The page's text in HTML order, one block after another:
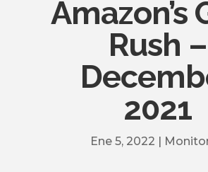
Amazon’s
Rush –
2021
Ene 5, 2022 |